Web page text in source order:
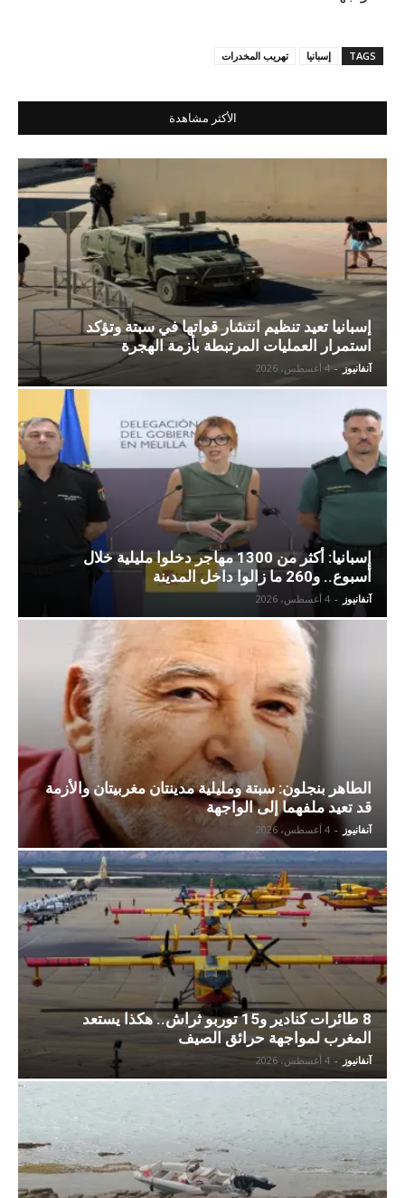
TAGS إسبانيا تهريب المخدرات
الأكثر مشاهدة
إسبانيا تعيد تنظيم انتشار قواتها في سبتة وتؤكد
استمرار العمليات المرتبطة بأزمة الهجرة
آنفانيوز - 4 أغسطس، 2026
إسبانيا: أكثر من 1300 مهاجر دخلوا مليلية خلال
أسبوع.. و260 ما زالوا داخل المدينة
آنفانيوز - 4 أغسطس، 2026
الطاهر بنجلون: سبتة ومليلية مدينتان مغربيتان والأزمة
قد تعيد ملفهما إلى الواجهة
آنفانيوز - 4 أغسطس، 2026
8 طائرات كنادير و15 توربو ثراش.. هكذا يستعد
المغرب لمواجهة حرائق الصيف
آنفانيوز - 4 أغسطس، 2026